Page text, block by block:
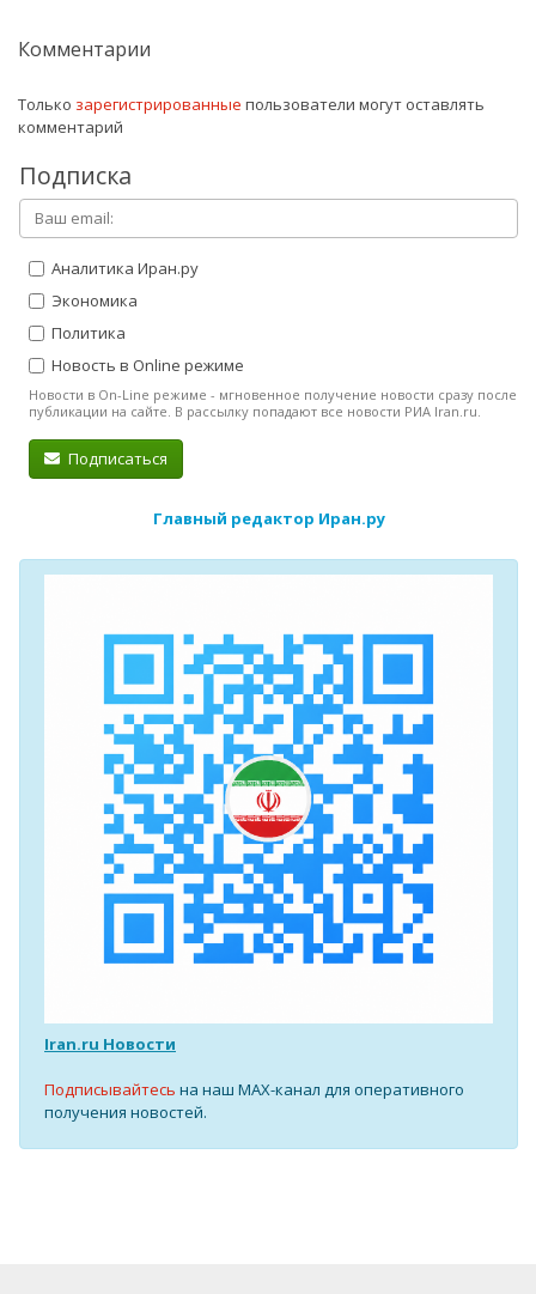
Комментарии
Только зарегистрированные пользователи могут оставлять
комментарий
Подписка
Аналитика Иран.ру
Экономика
Политика
Новость в Online режиме
Новости в On-Line режиме - мгновенное получение новости сразу после
публикации на сайте. В рассылку попадают все новости РИА Iran.ru.
Подписаться
Главный редактор Иран.ру
Iran.ru Новости
Подписывайтесь на наш MAX-канал для оперативного
получения новостей.